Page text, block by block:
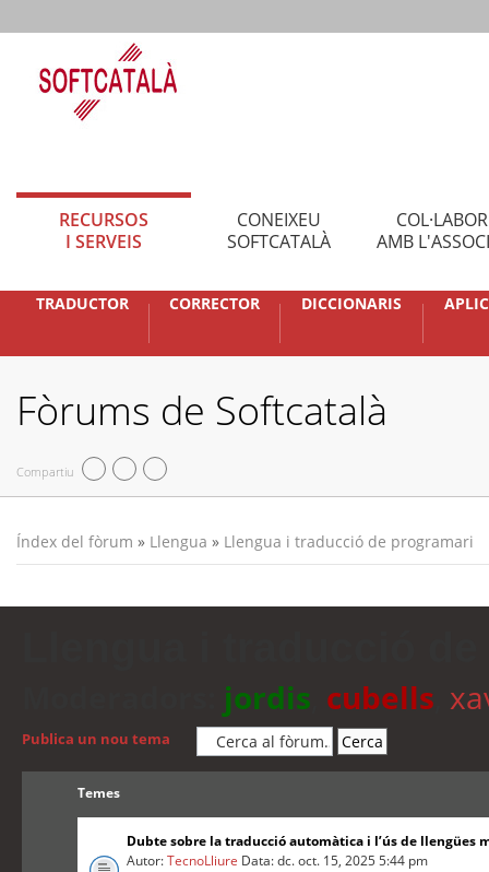
RECURSOS
I SERVEIS
CONEIXEU
SOFTCATALÀ
AMB
TRADUCTOR CORRECTOR DICCIONARIS
Fòrums de Softcatalà
Compartiu
Índex del fòrum » Llengua » Llengua i traducció de programari
jordis cubells
Publica un nou tema
Temes
Dubte sobre la traducció automàtica i l’ús de llengües
Autor:TecnoLliure Data: dc. oct. 15, 2025 5:44 pm